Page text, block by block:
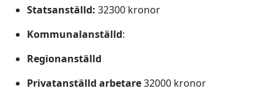
Statsanställd: 32300 kronor
Kommunalanställd:
Regionanställd
Privatanställd arbetare32000 kronor